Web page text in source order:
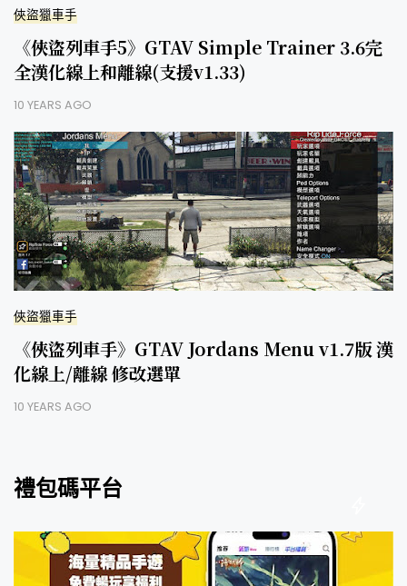
俠盜獵車手
《俠盜列車手5》GTAV Simple Trainer 3.6完
全漢化線上和離線(支援v1.33)
10 YEARS AGO
俠盜獵車手
《俠盜列車手》GTAV Jordans Menu v1.7版 漢
化線上/離線 修改選單
10 YEARS AGO
禮包碼平台